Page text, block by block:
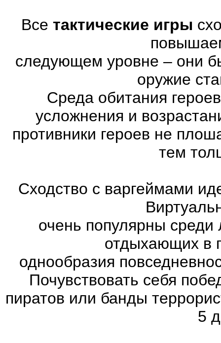
Все тактические игры
следующем уровне – они
оружие
Среда обитания
усложнения и
противники героев не
тем
Сходство с варгеймами
очень популярны
отдыхающих в
однообразия
Почувствовать себя
пиратов или банды
5